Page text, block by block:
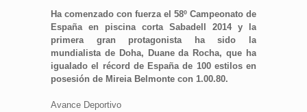
Ha comenzado con fuerza el 58º Campeonato de
España en piscina corta Sabadell 2014 y la
primera gran protagonista ha sido la
mundialista de Doha, Duane da Rocha, que ha
igualado el récord de España de 100 estilos en
posesión de Mireia Belmonte con 1.00.80.
Avance Deportivo